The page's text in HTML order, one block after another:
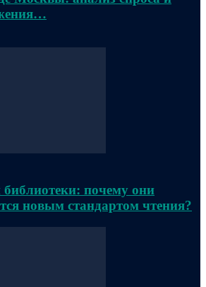
почему они
новым стандартом чтения?